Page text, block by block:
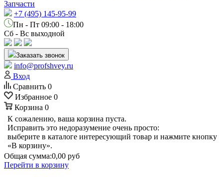
Запчасти
+7 (495) 145-95-99
Пн - Пт 09:00 - 18:00
Сб - Вс выходной
Заказать звонок
info@profshvey.ru
Вход
Сравнить 0
Избранное 0
Корзина 0
К сожалению, ваша корзина пуста.
Исправить это недоразумение очень просто:
выберите в каталоге интересующий товар и нажмите кнопку
«В корзину».
Общая сумма:0,00 руб
Перейти в корзину